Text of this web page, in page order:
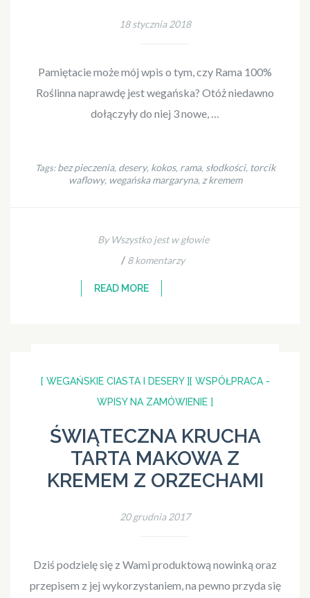
18 stycznia 2018
Pamiętacie może mój wpis o tym, czy Rama 100%
Roślinna naprawdę jest wegańska? Otóż niedawno
dołączyły do niej 3 nowe, …
Tags:bez pieczenia, desery, kokos, rama, słodkości, torcik
waflowy, wegańska margaryna, z kremem
By Wszystko jest w głowie
/ 8 komentarzy
READ MORE
[ WEGAŃSKIE CIASTA I DESERY ] [ WSPÓŁPRACA -
WPISY NA ZAMÓWIENIE ]
ŚWIĄTECZNA KRUCHA
TARTA MAKOWA Z
KREMEM Z ORZECHAMI
20 grudnia 2017
Dziś podzielę się z Wami produktową nowinką oraz
przepisem z jej wykorzystaniem, na pewno przyda się